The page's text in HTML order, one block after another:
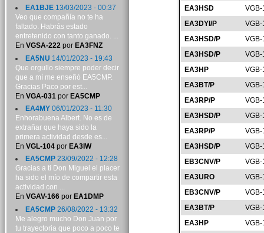
EA3HSD
EA3DYI/P
EA3HSD/P
EA3HSD/P
EA3HP
EA3BT/P
EA3RP/P
EA3HSD/P
EA3RP/P
EA3HSD/P
EB3CNV/P
EA3URO
EB3CNV/P
EA3BT/P
EA3HP
EA1BJE13/03/2023 - 00:37
Veo que compañía no te ha
faltado. Habrás estado
entretenido con tanto ganado. ...
En VGSA-222por EA3FNZ
EA5NU 14/01/2023 - 19:43
Que orgullo siempre poder decir
que a mí me enseñó EA5CMP.
Gracias Paco por est...
En VGA-031 por EA5CMP
EA4MY06/01/2023 - 11:30
Enhorabuena Albert. No es de
extrañar que haya sido la
primera actividad desde es...
En VGL-104por EA3IW
EA5CMP23/09/2022 - 12:28
Gracias a ti Don Miguel el placer
ha sido el mío de compartir esta
actividad con ...
En VGAV-166por EA1DMP
EA5CMP26/08/2022 - 13:32
Me alegro mucho Don Juan por
tu trayectoria que poco a poco te